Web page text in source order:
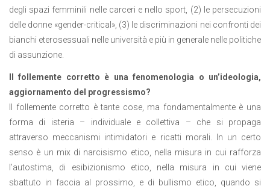
degli spazi femminili nelle carceri e nello sport, (2) le persecuzioni
delle donne «gender-critical», (3) le discriminazioni nei confronti dei
bianchi eterosessuali nelle università e più in generale nelle politiche
di assunzione.
Il follemente corretto è una fenomenologia o un’ideologia,
aggiornamento del progressismo?
Il follemente corretto è tante cose, ma fondamentalmente è una
forma di isteria – individuale e collettiva – che si propaga
attraverso meccanismi intimidatori e ricatti morali. In un certo
senso è un mix di narcisismo etico, nella misura in cui rafforza
l’autostima, di esibizionismo etico, nella misura in cui viene
sbattuto in faccia al prossimo, e di bullismo etico, quando si